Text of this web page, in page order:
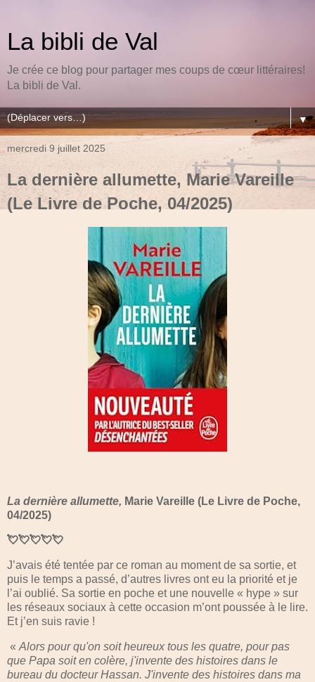
La bibli de Val
Je crée ce blog pour partager mes coups de cœur littéraires!
La bibli de Val.
▼
mercredi 9 juillet 2025
La dernière allumette, Marie Vareille
(Le Livre de Poche, 04/2025)
La dernière allumette, Marie Vareille (Le Livre de Poche,
04/2025)
💘💘💘💘💘
J’avais été tentée par ce roman au moment de sa sortie, et
puis le temps a passé, d’autres livres ont eu la priorité et je
l’ai oublié. Sa sortie en poche et une nouvelle « hype » sur
les réseaux sociaux à cette occasion m’ont poussée à le lire.
Et j’en suis ravie !
« Alors pour qu'on soit heureux tous les quatre, pour pas
que Papa soit en colère, j'invente des histoires dans le
bureau du docteur Hassan. J'invente des histoires dans ma